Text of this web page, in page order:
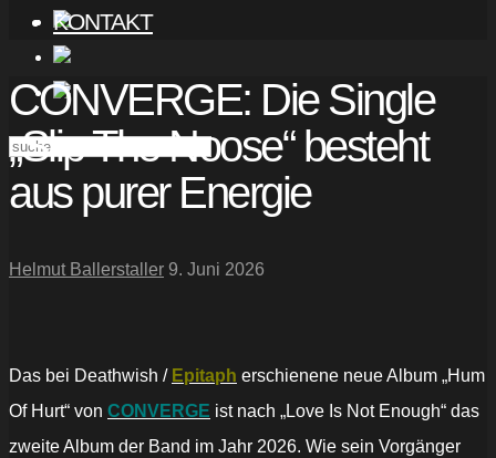
KONTAKT
CONVERGE: Die Single
„Slip The Noose“ besteht
aus purer Energie
Helmut Ballerstaller 9. Juni 2026
Das bei Deathwish / Epitaph erschienene neue Album „Hum
Of Hurt“ von CONVERGE ist nach „Love Is Not Enough“ das
zweite Album der Band im Jahr 2026. Wie sein Vorgänger